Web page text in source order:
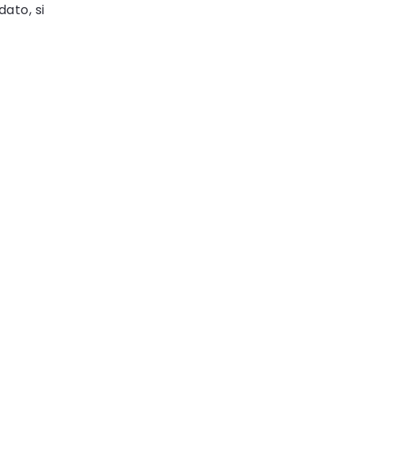
si